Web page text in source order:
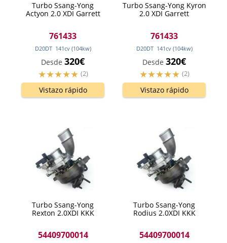
Turbo Ssang-Yong
Actyon 2.0 XDI Garrett
761433
D20DT 141cv (104kw)
Desde 320€
(2)
Vistazo rápido
Turbo Ssang-Yong Kyron
2.0 XDI Garrett
761433
D20DT 141cv (104kw)
Desde 320€
(2)
Vistazo rápido
Turbo Ssang-Yong
Rexton 2.0XDI KKK
54409700014
Turbo Ssang-Yong
Rodius 2.0XDI KKK
54409700014